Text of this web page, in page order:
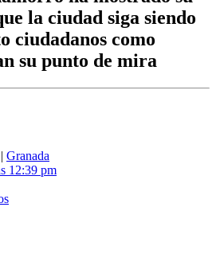
la ciudad siga siendo
ciudadanos como
su punto de mira
| Granada
12:39 pm